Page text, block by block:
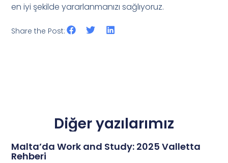
en iyi şekilde yararlanmanızı sağlıyoruz.
Share the Post:
Diğer yazılarımız
Malta’da Work and Study: 2025 Valletta
Rehberi